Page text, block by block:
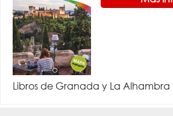
Libros de Granada y La Alhambra